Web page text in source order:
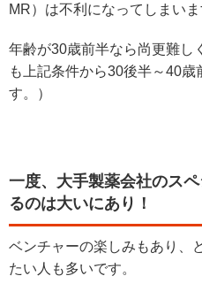
MR）は不利になってしまいま
年齢が30歳前半なら尚更難し
も上記条件から30後半～40歳
す。）
一度、大手製薬会社のス
るのは大いにあり！
ベンチャーの楽しみもあり、
たい人も多いです。